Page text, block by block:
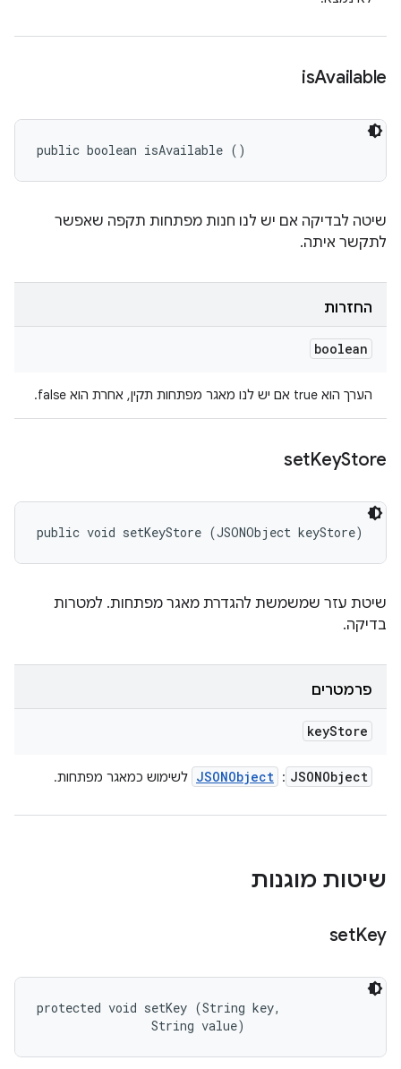
isAvailable
public boolean isAvailable ()
שיטה לבדיקה אם יש לנו חנות מפתחות תקפה שאפשר
לתקשר איתה.
החזרות
boolean
הערך הוא true אם יש לנו מאגר מפתחות תקין, אחרת הוא false.
setKeyStore
public void setKeyStore (JSONObject keyStore)
שיטת עזר שמשמשת להגדרת מאגר מפתחות. למטרות
בדיקה.
פרמטרים
keyStore
JSONObject
:
JSONObject לשימוש כמאגר מפתחות.
שיטות מוגנות
setKey
protected void setKey (String key,
                String value)